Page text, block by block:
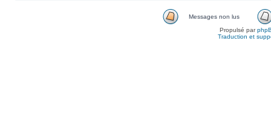
Messages non lus
Propulsé par
Traduction et